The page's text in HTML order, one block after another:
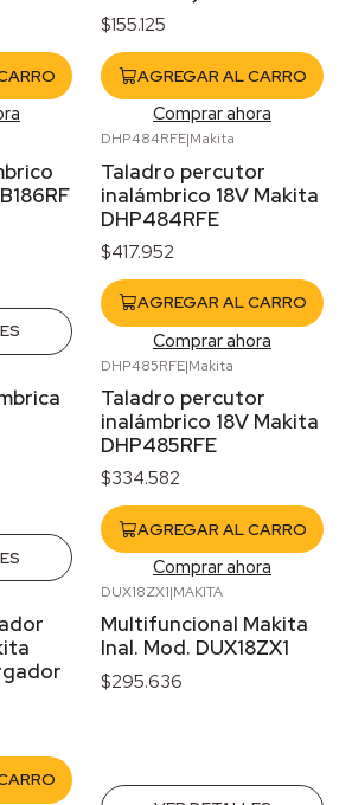
$155.125
AGREGAR AL CARRO
Comprar ahora
DHP484RFE|Makita
Taladro percutor
inalámbrico 18V Makita
DHP484RFE
$417.952
AGREGAR AL CARRO
Comprar ahora
DHP485RFE|Makita
Taladro percutor
inalámbrico 18V Makita
DHP485RFE
$334.582
AGREGAR AL CARRO
Comprar ahora
DUX18ZX1|MAKITA
Multifuncional Makita
Inal. Mod. DUX18ZX1
$295.636